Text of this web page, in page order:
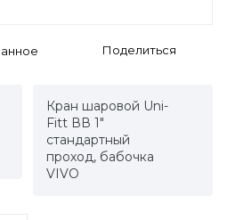
Поделиться
Кран шаровой Uni-
Fitt ВВ 1"
стандартный
проход, бабочка
VIVO